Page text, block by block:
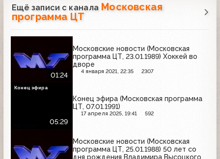
Ещё записи с канала Московская
программа ЦТ
01:24
Московские новости (Московская
программа ЦТ, 23.01.1989) Хоккей во
дворе
4 января 2021, 22:35 2307
05:29
Конец эфира (Московская программа
ЦТ, 07.01.1991)
17 апреля 2025, 19:41 592
Конец эфира
Московские новости (Московская
программа ЦТ, 25.01.1988) 50 лет со
дня рождения Владимира Высоцкого